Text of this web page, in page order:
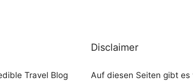
Travel Blog
Disclaimer
Auf diesen Seiten gibt es